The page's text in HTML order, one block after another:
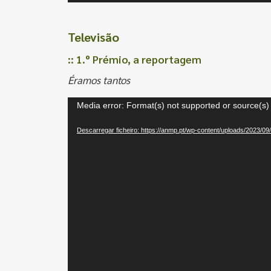
Televisão
:: 1.º Prémio, a reportagem
Éramos tantos
Reprodutor
vídeo
Media error: Format(s) not supported or source(s)
Descarregar ficheiro: https://anmp.pt/wp-content/uploads/2023/